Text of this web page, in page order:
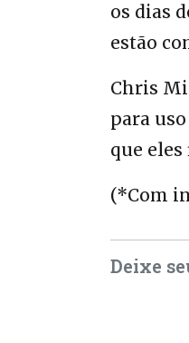
os dias
estão
Chris
para
que
(*Com
Deixe